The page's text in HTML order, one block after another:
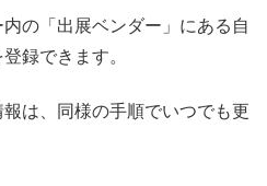
の「出展ベンダー」にある自
録できます。
は、同様の手順でいつでも更